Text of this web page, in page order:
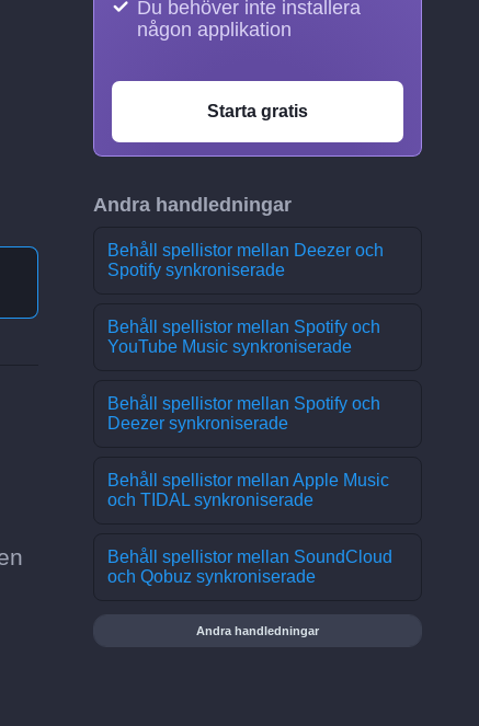
Du behöver inte installera
någon applikation
Starta gratis
Andra handledningar
Behåll spellistor mellan Deezer och
Spotify synkroniserade
Behåll spellistor mellan Spotify och
YouTube Music synkroniserade
Behåll spellistor mellan Spotify och
Deezer synkroniserade
Behåll spellistor mellan Apple Music
och TIDAL synkroniserade
Behåll spellistor mellan SoundCloud
och Qobuz synkroniserade
Andra handledningar